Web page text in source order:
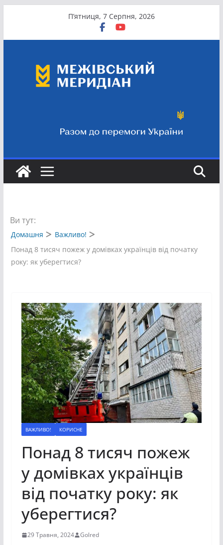
вмісту
П’ятниця, 7 Серпня, 2026
Ви тут:
Домашня
Важливо!
Понад 8 тисяч пожеж у домівках українців від початку
року: як уберегтися?
ВАЖЛИВО! КОРИСНЕ
Понад 8 тисяч пожеж
у домівках українців
від початку року: як
уберегтися?
29 Травня, 2024 Golred